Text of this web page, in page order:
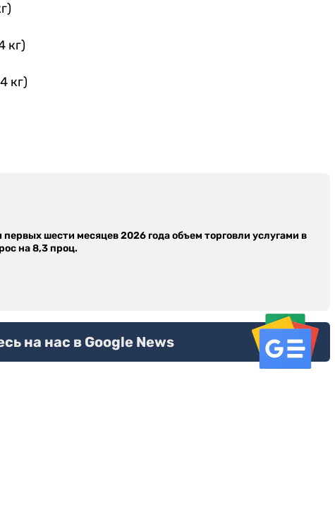
кг)
кг)
первых шести месяцев 2026 года объем торговли услугами в
на 8,3 проц.
на нас в Google News